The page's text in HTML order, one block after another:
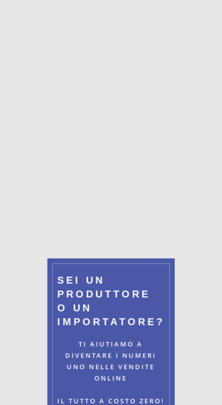
SEI UN
PRODUTTORE
O UN
IMPORTATORE?
TI AIUTIAMO A
DIVENTARE I NUMERI
UNO NELLE VENDITE
ONLINE
IL TUTTO A COSTO ZERO!